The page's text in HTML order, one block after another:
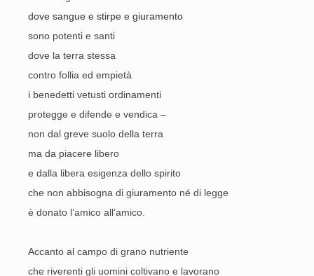
dove sangue e stirpe e giuramento
sono potenti e santi
dove la terra stessa
contro follia ed empietà
i benedetti vetusti ordinamenti
protegge e difende e vendica –
non dal greve suolo della terra
ma da piacere libero
e dalla libera esigenza dello spirito
che non abbisogna di giuramento né di legge
è donato l’amico all’amico.
Accanto al campo di grano nutriente
che riverenti gli uomini coltivano e lavorano